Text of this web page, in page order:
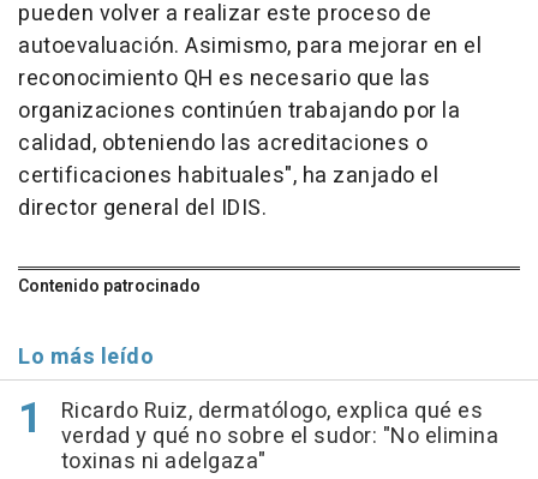
pueden volver a realizar este proceso de
autoevaluación. Asimismo, para mejorar en el
reconocimiento QH es necesario que las
organizaciones continúen trabajando por la
calidad, obteniendo las acreditaciones o
certificaciones habituales", ha zanjado el
director general del IDIS.
Contenido patrocinado
Lo más leído
Ricardo Ruiz, dermatólogo, explica qué es
verdad y qué no sobre el sudor: "No elimina
toxinas ni adelgaza"